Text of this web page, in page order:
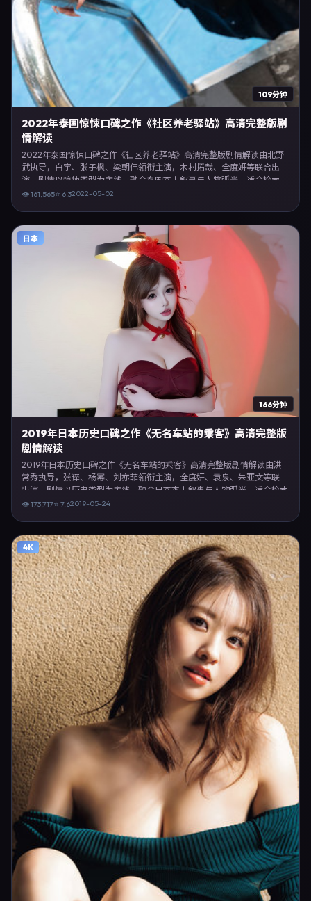
109分钟
2022年泰国惊悚口碑之作《社区养老驿站》高清完整版剧
情解读
2022年泰国惊悚口碑之作《社区养老驿站》高清完整版剧情解读由北野
武执导，白宇、张子枫、梁朝伟领衔主演，木村拓哉、全度妍等联合出
演。剧情以惊悚类型为主线，融合泰国本土叙事与人物弧光，适合检索
「惊悚电影 泰国 北野武 白宇」等关键词的观众。2022年5月2日起在泰
👁161,565⭐ 6.32022-05-02
日本
166分钟
2019年日本历史口碑之作《无名车站的乘客》高清完整版
剧情解读
2019年日本历史口碑之作《无名车站的乘客》高清完整版剧情解读由洪
常秀执导，张译、杨幂、刘亦菲领衔主演，全度妍、袁泉、朱亚文等联合
出演。剧情以历史类型为主线，融合日本本土叙事与人物弧光，适合检索
「历史电影 日本 洪常秀 张译」等关键词的观众。2019年5月24日于日本
👁173,717⭐ 7.62019-05-24
4K